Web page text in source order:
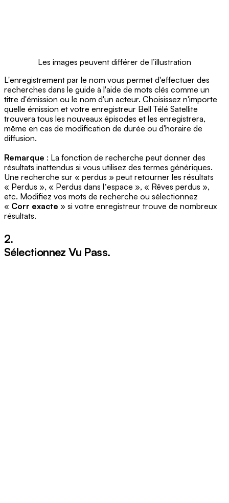
Les images peuvent différer de l’illustration
L'enregistrement par le nom vous permet d'effectuer des
recherches dans le guide à l'aide de mots clés comme un
titre d'émission ou le nom d'un acteur. Choisissez n'importe
quelle émission et votre enregistreur Bell Télé Satellite
trouvera tous les nouveaux épisodes et les enregistrera,
même en cas de modification de durée ou d'horaire de
diffusion.
Remarque : La fonction de recherche peut donner des
résultats inattendus si vous utilisez des termes génériques.
Une recherche sur « perdus » peut retourner les résultats
« Perdus », « Perdus dans lʼespace », « Rêves perdus »,
etc. Modifiez vos mots de recherche ou sélectionnez
« Corr exacte » si votre enregistreur trouve de nombreux
résultats.
2.
SélectionnezVu Pass.